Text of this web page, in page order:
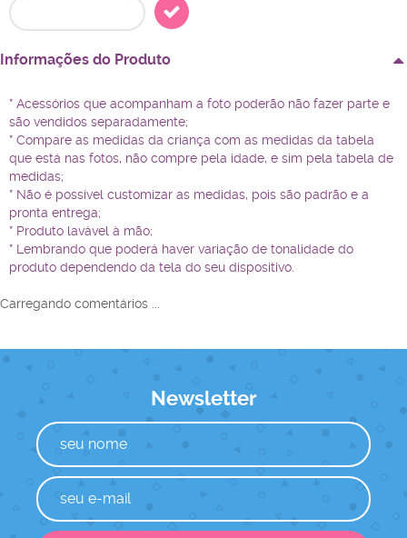
Informações do Produto
* Acessórios que acompanham a foto poderão não fazer parte e
são vendidos separadamente;
* Compare as medidas da criança com as medidas da tabela
que está nas fotos, não compre pela idade, e sim pela tabela de
medidas;
* Não é possível customizar as medidas, pois são padrão e a
pronta entrega;
* Produto lavável à mão;
* Lembrando que poderá haver variação de tonalidade do
produto dependendo da tela do seu dispositivo.
Carregando comentários ...
Newsletter